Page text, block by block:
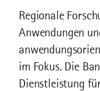
Regionale
Anwendungen
im Fokus. Die
Dienstleistung